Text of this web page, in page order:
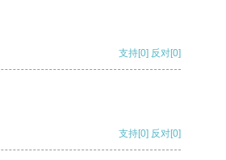
支持[0] 反对[0]
支持[0] 反对[0]